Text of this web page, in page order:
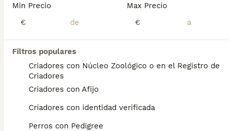
Min Precio
€
Max Precio
€
Filtros populares
Criadores con Núcleo Zoológico o en el Registro de
Criadores
Criadores con Afijo
Criadores con identidad verificada
Perros con Pedigree
Preguntas frecuentes
¿Cómo es el carácter del
welsh terrier?
El terrier galés es un perro activo y jovial,
pero también cariñoso e inteligente.
Establece un vínculo muy fuerte con su
familia y es juguetón y divertido, aunque